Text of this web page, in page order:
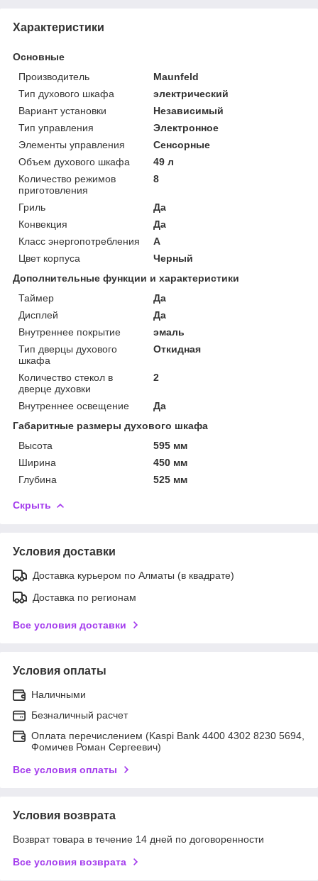
Характеристики
Основные
Производитель
Maunfeld
Тип духового шкафа
электрический
Вариант установки
Независимый
Тип управления
Электронное
Элементы управления
Сенсорные
Объем духового шкафа
49 л
Количество режимов
приготовления
8
Гриль
Да
Конвекция
Да
Класс энергопотребления
A
Цвет корпуса
Черный
Дополнительные функции и характеристики
Таймер
Да
Дисплей
Да
Внутреннее покрытие
эмаль
Тип дверцы духового
шкафа
Откидная
Количество стекол в
дверце духовки
2
Внутреннее освещение
Да
Габаритные размеры духового шкафа
Высота
595 мм
Ширина
450 мм
Глубина
525 мм
Скрыть
Условия доставки
Доставка курьером по Алматы (в квадрате)
Доставка по регионам
Все условия доставки
Условия оплаты
Наличными
Безналичный расчет
Оплата перечислением (Kaspi Bank 4400 4302 8230 5694,
Фомичев Роман Сергеевич)
Все условия оплаты
Условия возврата
Возврат товара в течение 14 дней по договоренности
Все условия возврата